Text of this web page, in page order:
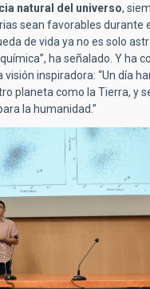
natural del universo,
sean favorables durante
de vida ya no es solo
ha señalado. Y ha
inspiradora: “Un día
planeta como la Tierra, y
la humanidad.”